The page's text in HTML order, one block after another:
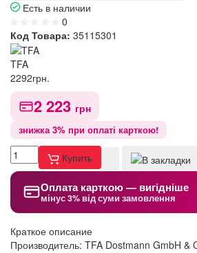
Есть в наличии
0
Код Товара: 35115301
TFA
2292грн.
2 223 грн
знижка 3% при оплаті карткою!
Купить
Оплата карткою — вигідніше
мінус 3% від суми замовлення
Краткое описание
Производитель: TFA Dostmann GmbH &